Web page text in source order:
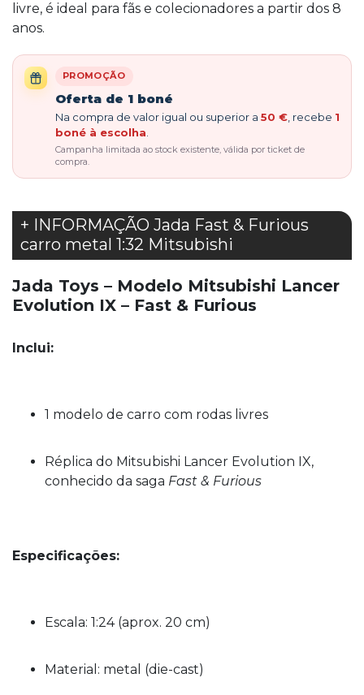
livre, é ideal para fãs e colecionadores a partir dos 8
anos.
PROMOÇÃO
Oferta de 1 boné
Na compra de valor igual ou superior a 50 € , recebe 1
boné à escolha
Campanha limitada ao stock existente, válida por ticket de
compra.
+ INFORMAÇÃO Jada Fast & Furious
carro metal 1:32 Mitsubishi
Jada Toys – Modelo Mitsubishi Lancer
Evolution IX – Fast & Furious
Inclui:
1 modelo de carro com rodas livres
Réplica do Mitsubishi Lancer Evolution IX,
conhecido da saga Fast & Furious
Especificações:
Escala: 1:24 (aprox. 20 cm)
Material: metal (die-cast)